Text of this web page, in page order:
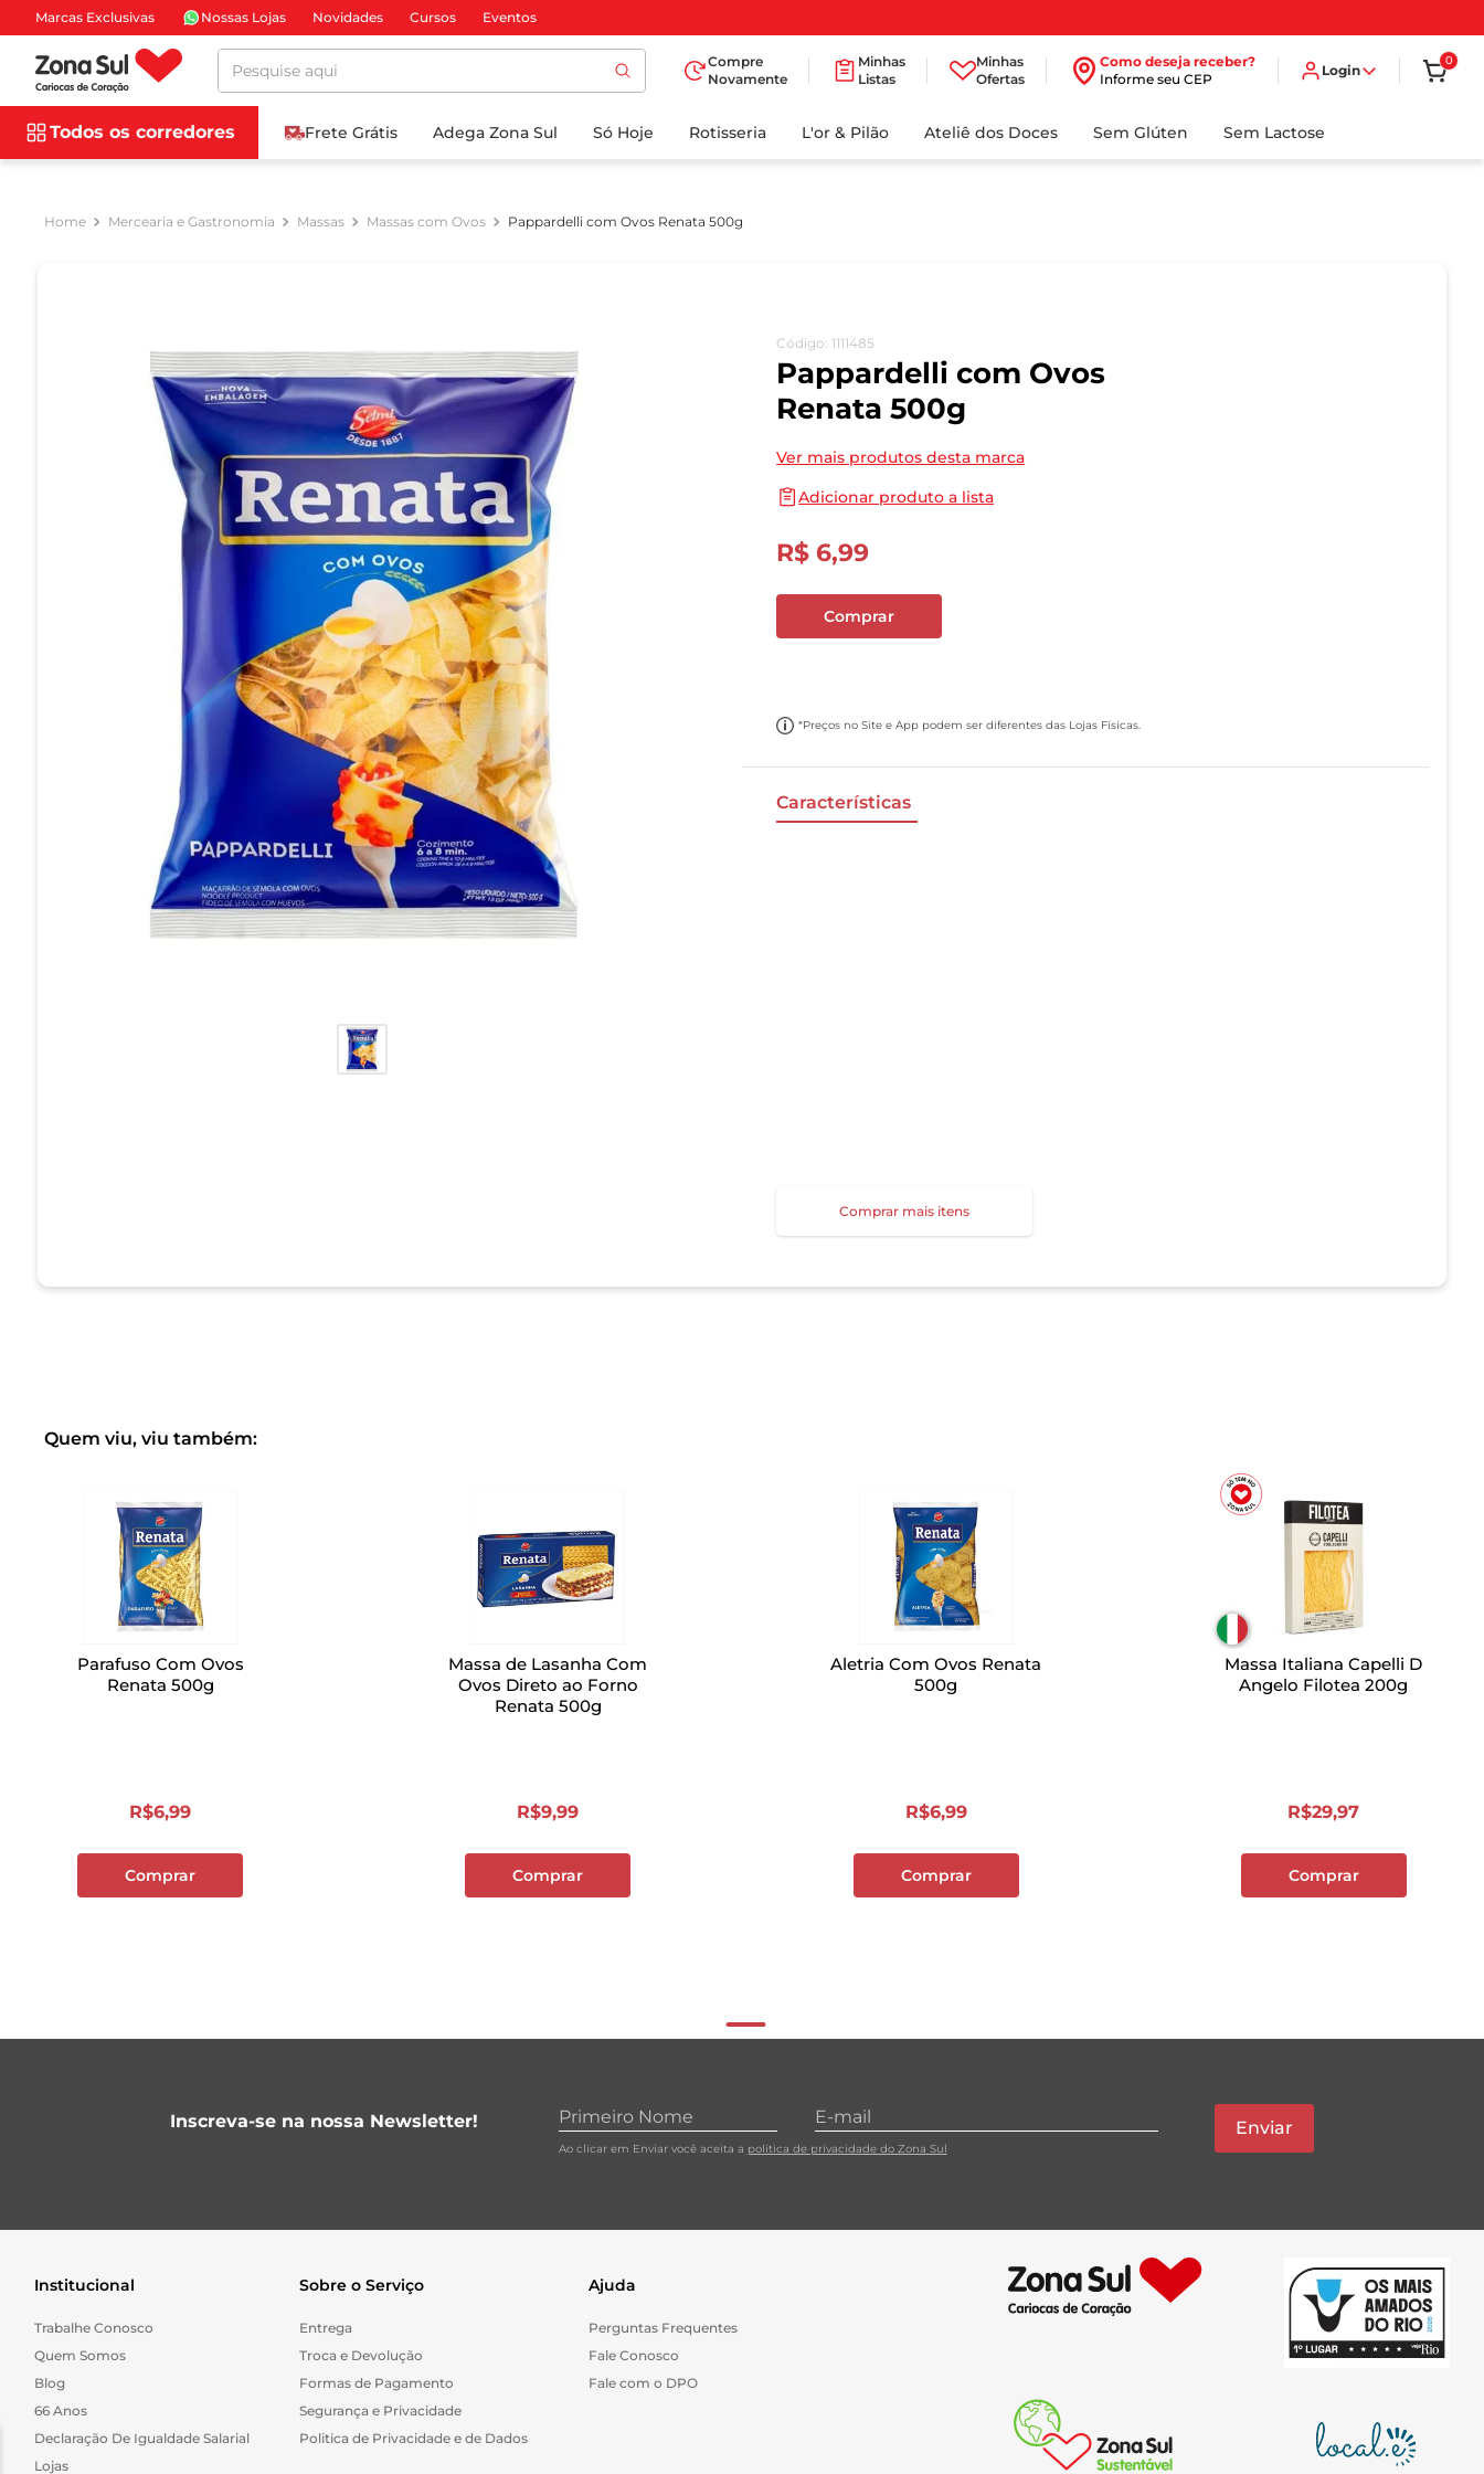
Marcas Exclusivas Nossas Lojas Novidades Cursos Eventos
Pesquise aqui
Compre
Novamente
Minhas
Listas
Minhas
Ofertas
Como deseja receber?
Informe seu CEP
Login
0
Todos os corredores Frete Grátis Adega Zona Sul Só Hoje Rotisseria L'or & Pilão Ateliê dos Doces Sem Glúten Sem Lactose
Mercearia e Gastronomia Massas Massas com Ovos Pappardelli com Ovos Renata 500g
Código: 1111485
Pappardelli com Ovos
Renata 500g
Ver mais produtos desta marca
Adicionar produto a lista
R$ 6,99
Comprar
*Preços no Site e App podem ser diferentes das Lojas Físicas.
Características
Comprar mais itens
Quem viu, viu também:
Parafuso Com Ovos
Renata 500g
R$6,99
Comprar
Massa de Lasanha Com
Ovos Direto ao Forno
Renata 500g
R$9,99
Comprar
Aletria Com Ovos Renata
500g
R$6,99
Comprar
Massa Italiana Capelli D
Angelo Filotea 200g
R$29,97
Comprar
Inscreva-se na nossa Newsletter!
Ao clicar em Enviar você aceita a política de privacidade do Zona Sul
Enviar
Institucional
Trabalhe Conosco
Quem Somos
Blog
66 Anos
Declaração De Igualdade Salarial
Lojas
Sobre o Serviço
Entrega
Troca e Devolução
Formas de Pagamento
Segurança e Privacidade
Politica de Privacidade e de Dados
Ajuda
Perguntas Frequentes
Fale Conosco
Fale com o DPO
BUSCADOS